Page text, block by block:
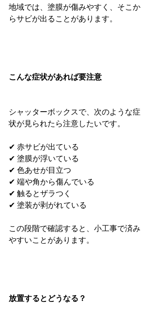
地域では、塗膜が傷みやすく、そこか
らサビが出ることがあります。
こんな症状があれば要注意
シャッターボックスで、次のような症
状が見られたら注意したいです。
✔ 赤サビが出ている
✔ 塗膜が浮いている
✔ 色あせが目立つ
✔ 端や角から傷んでいる
✔ 触るとザラつく
✔ 塗装が剥がれている
この段階で確認すると、小工事で済み
やすいことがあります。
放置するとどうなる？